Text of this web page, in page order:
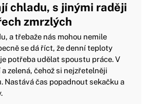
chladu, s jinými raději
zmrzlých
a třebaže nás mohou nemile
se dá říct, že denní teploty
potřeba udělat spoustu práce. V
zelená, čehož si nejzřetelněji
Nastává čas popadnout sekačku a